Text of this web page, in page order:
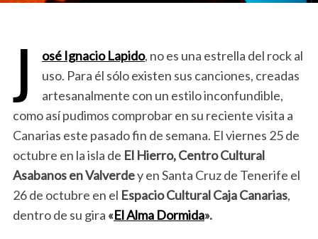
J osé Ignacio Lapido, no es una estrella del rock al
uso. Para él sólo existen sus canciones, creadas
artesanalmente con un estilo inconfundible,
como así pudimos comprobar en su reciente visita a
Canarias este pasado fin de semana. El viernes 25 de
octubre en la isla de El Hierro, Centro Cultural
Asabanos en Valverdey en Santa Cruz de Tenerife el
26 de octubre en el Espacio Cultural Caja Canarias,
dentro de su gira «El Alma Dormida».